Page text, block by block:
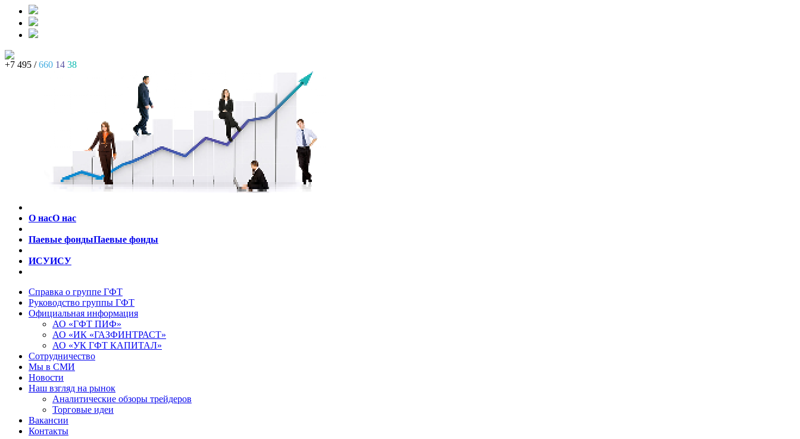
+7 495 / 660 14 38
О насО нас
Паевые фондыПаевые фонды
ИСУИСУ
Справка о группе ГФТ
Руководство группы ГФТ
Официальная информация
АО «ГФТ ПИФ»
АО «ИК «ГАЗФИНТРАСТ»
АО «УК ГФТ КАПИТАЛ»
Сотрудничество
Мы в СМИ
Новости
Наш взгляд на рынок
Аналитические обзоры трейдеров
Торговые идеи
Вакансии
Контакты